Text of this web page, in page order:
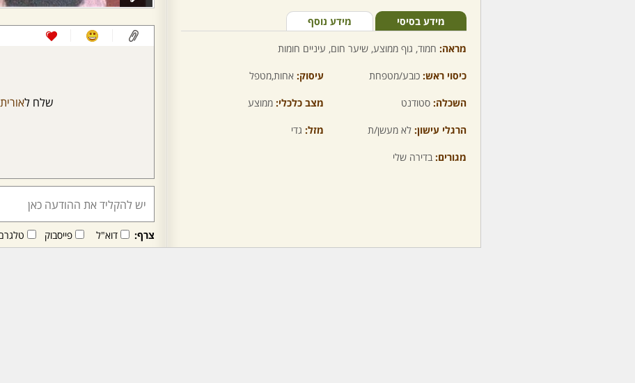
מידע בסיסי מידע נוסף
מראה: חמוד, גוף ממוצע, שיער חום, עיניים חומות
כיסוי ראש: כובע/מטפחת עיסוק: אחות,מטפל
השכלה: סטודנט מצב כלכלי: ממוצע
הרגלי עישון: לא מעשן/ת מזל: גדי
מגורים: בדירה שלי
שלח לאורית
צרף: דוא"ל פייסבוק